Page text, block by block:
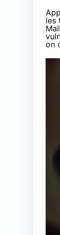
les
on